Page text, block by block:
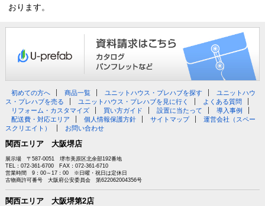
おります。
初めての方へ 商品一覧 ユニットハウス・プレハブを探す
ユニットハウ
ス・プレハブを売る
ユニットハウス・プレハブを見に行く
よくある質問
リフォーム・カスタマイズ
買い方ガイド 設置に当たって
導入事例
配送費・対応エリア
個人情報保護方針 サイトマップ
運営会社（スペー
スクリエイト）
お問い合わせ
関西エリア 大阪堺店
展示場 〒587-0051 堺市美原区北余部192番地
TEL：072-361-6700 FAX：072-361-6710
営業時間 9：00～17：00 ※日曜・祝日は定休日
古物商許可番号 大阪府公安委員会 第622062004356号
関西エリア 大阪堺第2店